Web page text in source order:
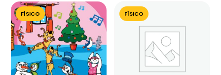
FÍSICO FÍSICO